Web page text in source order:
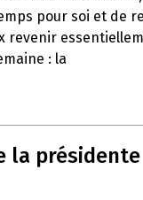
pour soi et de
revenir
: la
la